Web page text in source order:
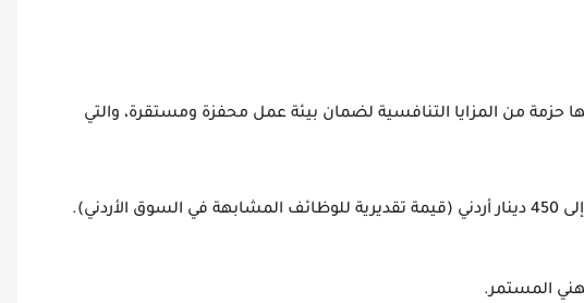
حزمة من المزايا التنافسية لضمان بيئة عمل محفزة ومستقرة، والتي
المستمر.